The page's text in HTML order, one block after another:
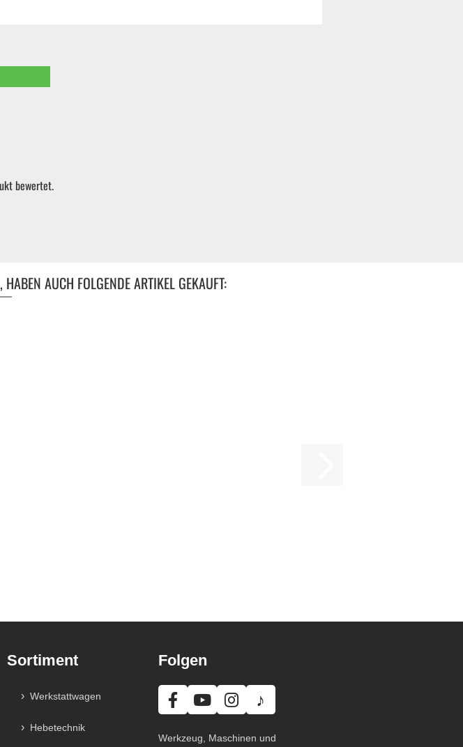
| Kleinteile
bewertet.
AUCH FOLGENDE ARTIKEL GEKAUFT:
Sortiment
Werkstattwagen
Hebetechnik
Folgen
♪
Werkzeug, Maschinen und